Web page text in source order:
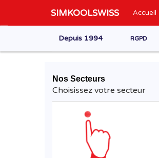
SIMKOOLSWISS Accueil
Depuis 1994 RGPD
Nos Secteurs
Choisissez votre secteur